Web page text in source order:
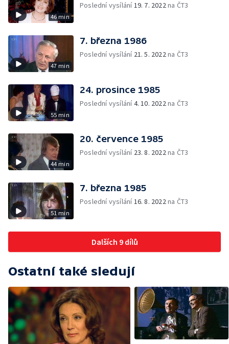
46 min
Poslední vysílání19. 7. 2022na ČT3
47 min
7. března 1986
Poslední vysílání 21. 5. 2022na ČT3
55 min
24. prosince 1985
Poslední vysílání4. 10. 2022na ČT3
44 min
20. července 1985
Poslední vysílání 23. 8. 2022na ČT3
51 min
7. března 1985
Poslední vysílání16. 8. 2022na ČT3
Dalších 9 dílů
Ostatní také sledují